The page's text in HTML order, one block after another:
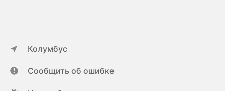
Колумбус
Сообщить об ошибке